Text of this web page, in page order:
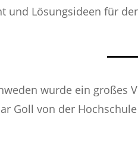
und Lösungsideen für
wurde ein großes
Goll von der